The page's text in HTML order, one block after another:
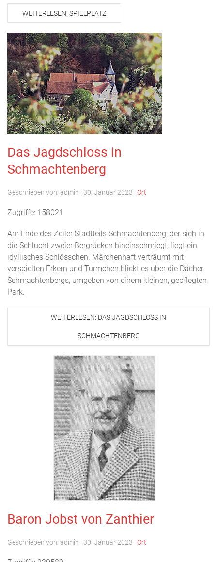
WEITERLESEN: SPIELPLATZ
Das Jagdschloss in
Schmachtenberg
Geschrieben von: admin | 30. Januar 2023 | Ort
Zugriffe: 158021
Am Ende des Zeiler Stadtteils Schmachtenberg, der sich in
die Schlucht zweier Bergrücken hineinschmiegt, liegt ein
idyllisches Schlösschen. Märchenhaft verträumt mit
verspielten Erkern und Türmchen blickt es über die Dächer
Schmachtenbergs, umgeben von einem kleinen, gepflegten
Park.
WEITERLESEN: DAS JAGDSCHLOSS IN
SCHMACHTENBERG
Baron Jobst von Zanthier
Geschrieben von: admin | 30. Januar 2023 | Ort